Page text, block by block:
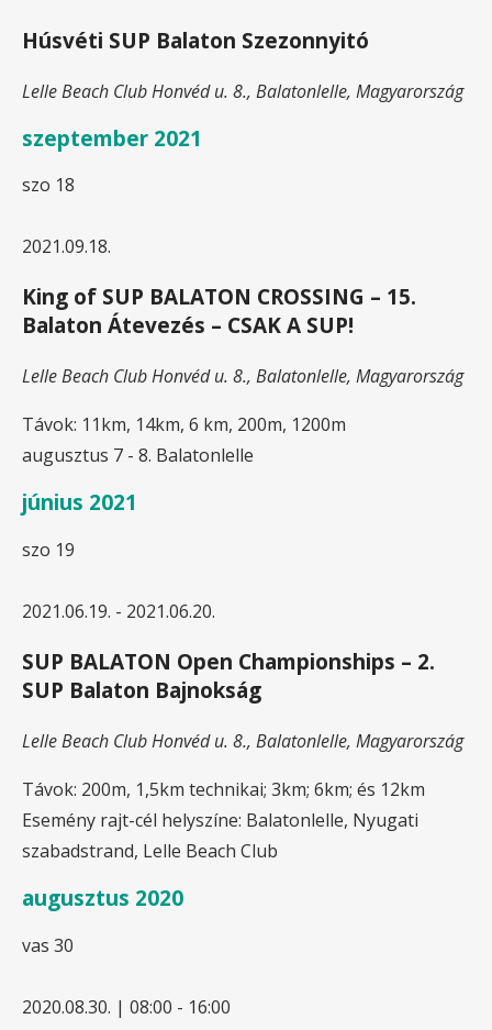
Húsvéti SUP Balaton Szezonnyitó
Lelle Beach ClubHonvéd u. 8., Balatonlelle, Magyarország
szeptember 2021
szo 18
2021.09.18.
King of SUP BALATON CROSSING – 15.
Balaton Átevezés – CSAK A SUP!
Lelle Beach ClubHonvéd u. 8., Balatonlelle, Magyarország
Távok: 11km, 14km, 6 km, 200m, 1200m
augusztus 7 - 8. Balatonlelle
június 2021
szo 19
2021.06.19. - 2021.06.20.
SUP BALATON Open Championships – 2.
SUP Balaton Bajnokság
Lelle Beach ClubHonvéd u. 8., Balatonlelle, Magyarország
Távok: 200m, 1,5km technikai; 3km; 6km; és 12km
Esemény rajt-cél helyszíne: Balatonlelle, Nyugati
szabadstrand, Lelle Beach Club
augusztus 2020
vas 30
2020.08.30. | 08:00 - 16:00